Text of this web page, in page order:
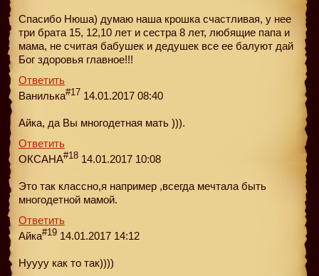
Спасибо Нюша) думаю наша крошка счастливая, у нее
три брата 15, 12,10 лет и сестра 8 лет, любящие папа и
мама, не считая бабушек и дедушек все ее балуют дай
Бог здоровья главное!!!
Ответить
Ванилька#17 14.01.2017 08:40
Айка, да Вы многодетная мать ))).
Ответить
ОКСАНА#18 14.01.2017 10:08
Это так классно,я например ,всегда мечтала быть
многодетной мамой.
Ответить
Айка#19 14.01.2017 14:12
Нуууу как то так))))